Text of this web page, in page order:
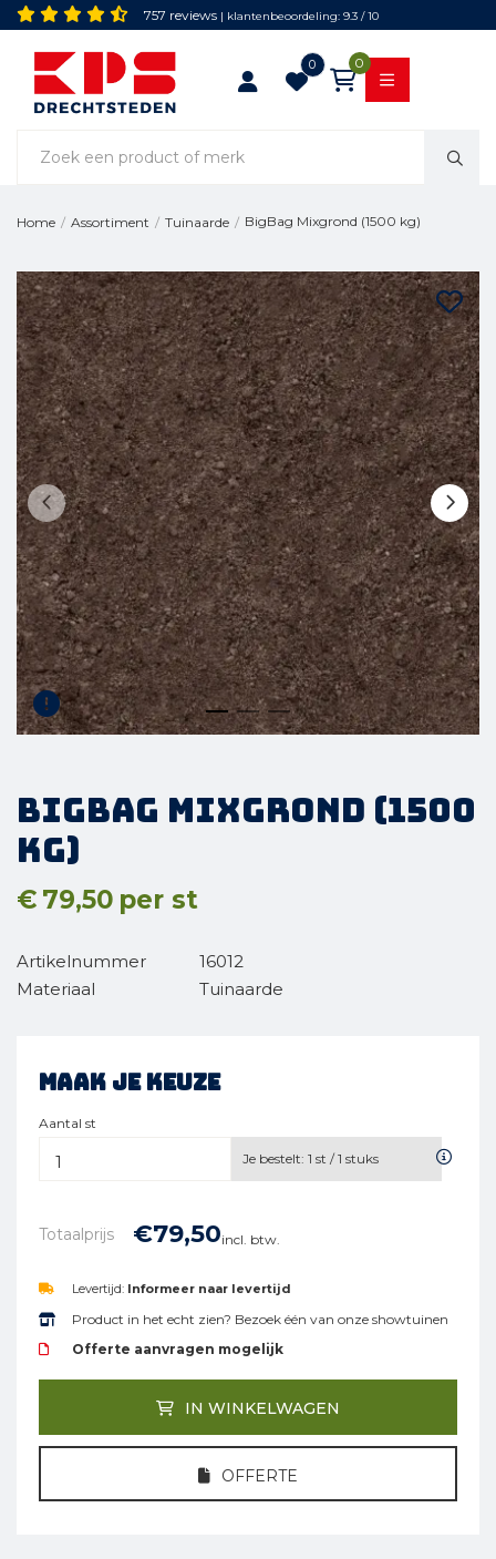
757 reviews | klantenbeoordeling: 9.3 / 10
0 0
Home / Assortiment / Tuinaarde / BigBag Mixgrond (1500 kg)
BigBag Mixgrond (1500
kg)
€ 79,50 per st
Artikelnummer
16012
Materiaal
Tuinaarde
Maak je keuze
Aantal st
Je bestelt: 1 st /1 stuks
Totaalprijs €79,50incl. btw.
Levertijd: Informeer naar levertijd
Product in het echt zien? Bezoek één van onze showtuinen
Offerte aanvragen mogelijk
IN WINKELWAGEN
OFFERTE